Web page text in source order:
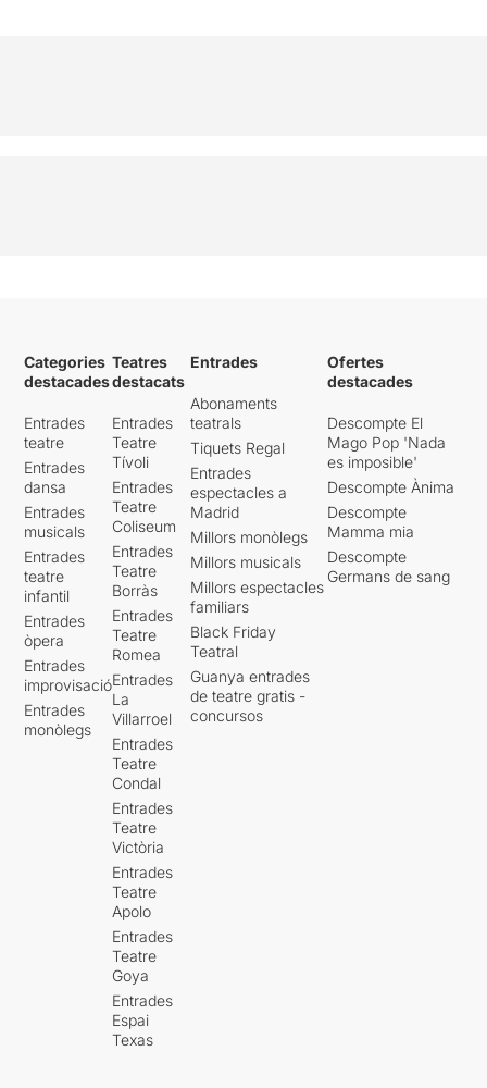
Categories
destacades
Entrades
teatre
Entrades
dansa
Entrades
musicals
Entrades
teatre
infantil
Entrades
òpera
Entrades
improvisació
Entrades
monòlegs
Teatres
destacats
Entrades
Teatre
Tívoli
Entrades
Teatre
Coliseum
Entrades
Teatre
Borràs
Entrades
Teatre
Romea
Entrades
La
Villarroel
Entrades
Teatre
Condal
Entrades
Teatre
Victòria
Entrades
Teatre
Apolo
Entrades
Teatre
Goya
Entrades
Espai
Texas
Entrades
Abonaments
teatrals
Tiquets Regal
Entrades
espectacles a
Madrid
Millors monòlegs
Millors musicals
Millors espectacles
familiars
Black Friday
Teatral
Guanya entrades
de teatre gratis -
concursos
Ofertes
destacades
Descompte El
Mago Pop 'Nada
es imposible'
Descompte Ànima
Descompte
Mamma mia
Descompte
Germans de sang